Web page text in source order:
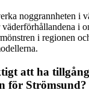
noggrannheten i
i
i regionen
att ha
för Strömsund?